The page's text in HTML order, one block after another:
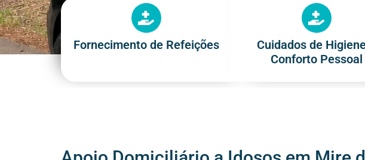
Fornecimento de Refeições
Cuidados de
Conforto Pessoal